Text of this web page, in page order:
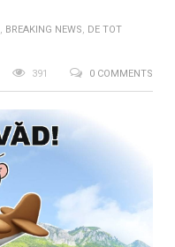
, BREAKING NEWS, DE TOT
0 COMMENTS
391